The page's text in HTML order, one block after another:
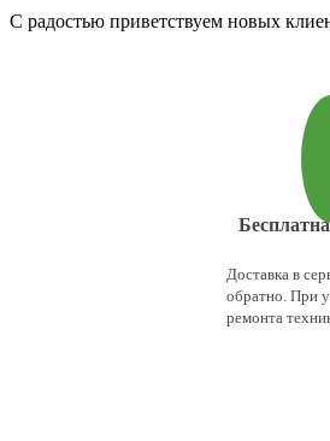
С радостью приветствуем новых
Доставка в
обратно. При
ремонта